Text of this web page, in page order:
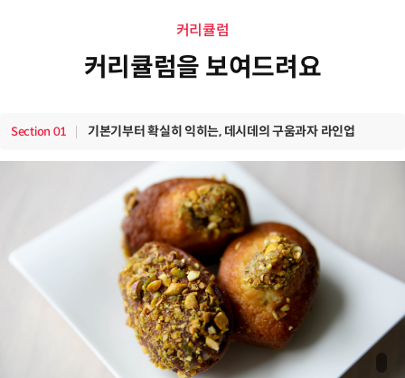
커리큘럼
커리큘럼을 보여드려요
Section 01 기본기부터 확실히 익히는, 데시데의 구움과자 라인업